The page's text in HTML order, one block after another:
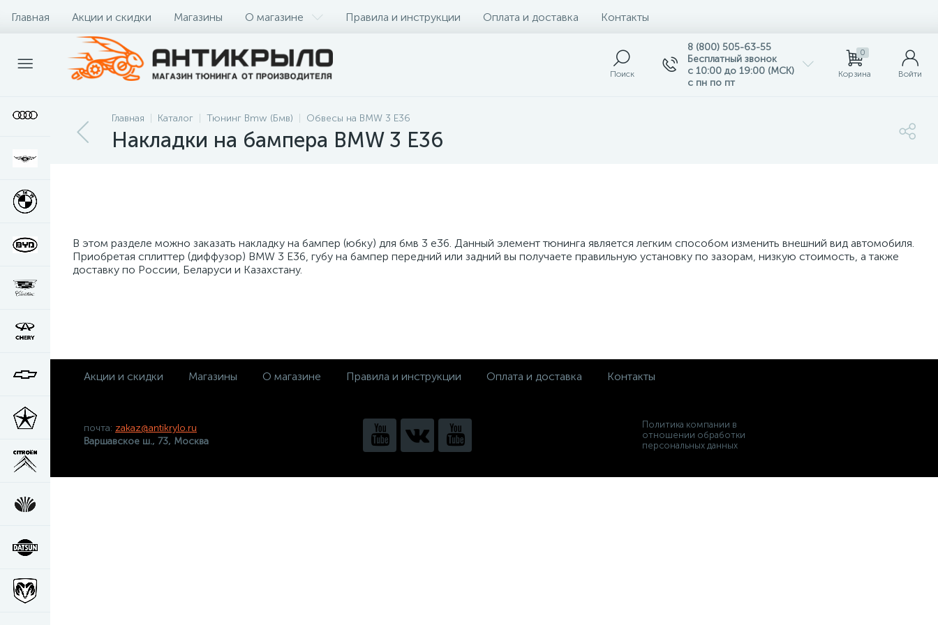
Главная Акции и скидки Магазины О магазине Правила и инструкции Оплата и доставка Контакты
Поиск
8 (800) 505-63-55
Бесплатный звонок
с 10:00 до 19:00 (МСК)
с пн по пт
0
Корзина Войти
Главная Каталог Тюнинг Bmw (Бмв) Обвесы на BMW 3 E36
Накладки на бампера BMW 3 E36
В этом разделе можно заказать накладку на бампер (юбку) для бмв 3 е36. Данный элемент тюнинга является легким способом изменить внешний вид автомобиля.
Приобретая сплиттер (диффузор) BMW 3 E36, губу на бампер передний или задний вы получаете правильную установку по зазорам, низкую стоимость, а также
доставку по России, Беларуси и Казахстану.
Акции и скидки Магазины О магазине Правила и инструкции Оплата и доставка Контакты
почта: zakaz@antikrylo.ru
Варшавское ш., 73, Москва
Политика компании в
отношении обработки
персональных данных